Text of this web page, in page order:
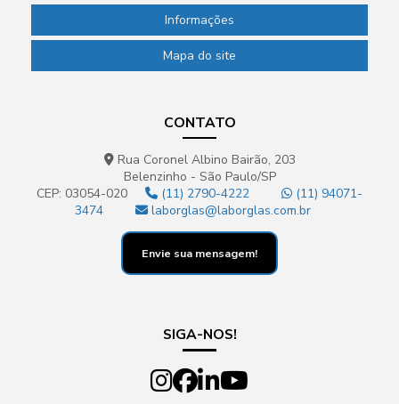
Informações
Mapa do site
CONTATO
Rua Coronel Albino Bairão, 203
Belenzinho - São Paulo/SP
CEP: 03054-020
(11) 2790-4222
(11) 94071-
3474
laborglas@laborglas.com.br
Envie sua mensagem!
SIGA-NOS!